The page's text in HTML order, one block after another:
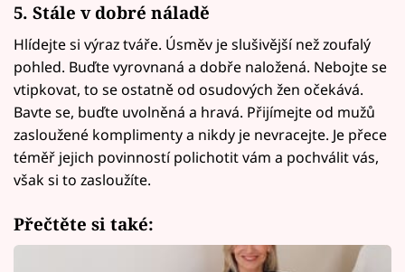
5. Stále v dobré náladě
Hlídejte si výraz tváře. Úsměv je slušivější než zoufalý
pohled. Buďte vyrovnaná a dobře naložená. Nebojte se
vtipkovat, to se ostatně od osudových žen očekává.
Bavte se, buďte uvolněná a hravá. Přijímejte od mužů
zasloužené komplimenty a nikdy je nevracejte. Je přece
téměř jejich povinností polichotit vám a pochválit vás,
však si to zasloužíte.
Přečtěte si také: